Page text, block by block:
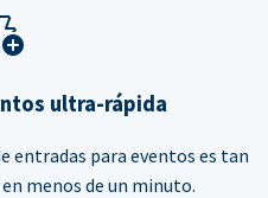
ultra-rápida
entradas para eventos es tan
menos de un minuto.